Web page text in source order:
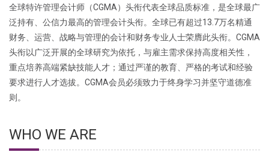
全球特许管理会计师（CGMA）头衔代表全球品质标准，是全球最广
泛持有、公信力最高的管理会计头衔。全球已有超过13.7万名精通
财务、运营、战略与管理的会计和财务专业人士荣膺此头衔。CGMA
头衔以广泛开展的全球研究为依托，与雇主需求保持高度相关性，
重点培养高端紧缺技能人才；通过严谨的教育、严格的考试和经验
要求进行人才选拔。CGMA会员必须致力于终身学习并坚守道德准
则。
WHO WE ARE